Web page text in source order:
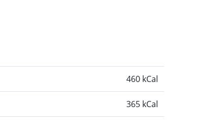
460 kCal
365 kCal